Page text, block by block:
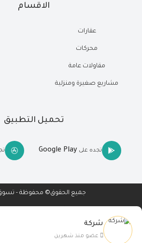
شركة
عضو منذ شهرين
الاقسام
عقارات
محركات
مقاولات عامة
مشاريع صغيرة ومنزلية
تحميل التطبيق
تجده على Google Play
جميع الحقوق© محفوظة -